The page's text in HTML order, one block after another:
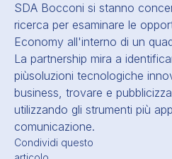
Condividi questo
SDA Bocconi si stanno
ricerca per esaminare le
Economy all'interno di un
La partnership mira a
piùsoluzioni tecnologiche
business, trovare e
utilizzando gli strumenti più
comunicazione.